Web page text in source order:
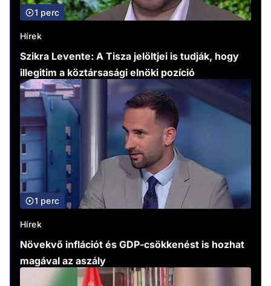
1 perc
Hírek
Szikra Levente: A Tisza jelöltjei is tudják, hogy
illegitim a köztársasági elnöki pozíció
1 perc
Hírek
Növekvő inflációt és GDP-csökkenést is hozhat
magával az aszály